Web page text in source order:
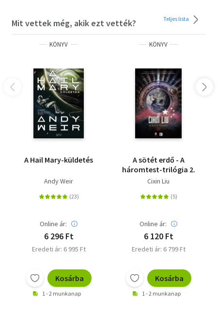
Mit vettek még, akik ezt vették? Teljes lista
KÖNYV
A Hail Mary-küldetés
Andy Weir
Online ár:
6 296 Ft
Eredeti ár: 6 995 Ft
Kosárba
1 - 2 munkanap
KÖNYV
A sötét erdő - A
háromtest-trilógia 2.
Cixin Liu
Online ár:
6 120 Ft
Eredeti ár: 6 799 Ft
Kosárba
1 - 2 munkanap